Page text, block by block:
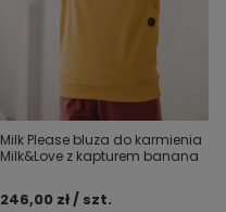
Milk Please bluza do karmienia
Milk&Love z kapturem banana
246,00 zł / szt.